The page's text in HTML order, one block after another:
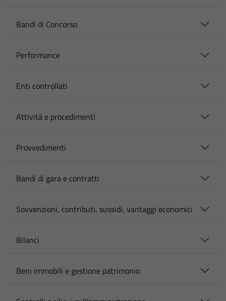
Bandi di Concorso
Performance
Enti controllati
Attività e procedimenti
Provvedimenti
Bandi di gara e contratti
Sovvenzioni, contributi, sussidi, vantaggi economici
Bilanci
Beni immobili e gestione patrimonio